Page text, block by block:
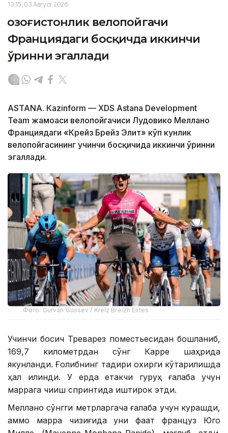
13:15, 03 Август 2026
Қозоғистонлик велопойгачи
Франциядаги босқичда иккинчи
ўринни эгаллади
ASTANА. Кazinform — XDS Astana Development
Team жамоаси велопойгачиси Лудовико Меллано
Франциядаги «Крейз Брейз Элит» кўп кунлик
велопойгасининг учинчи босқичида иккинчи ўринни
эгаллади.
Фото: Gurvan Gussev / Kreiz Breizh Elites
Учинчи босқич Треварез поместьесидан бошланиб,
169,7 километрдан сўнг Карре шаҳрида
якунланди. Ғолибнинг тақдири охирги кўтарилишда
ҳал қилинди. У ерда етакчи гуруҳ ғалаба учун
маррага чиқиш спринтида иштирок этди.
Меллано сўнгги метрларгача ғалаба учун курашди,
аммо марра чизиғида уни фақат француз Юго